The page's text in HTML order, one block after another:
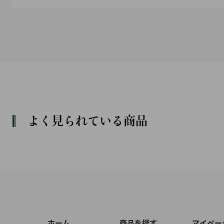
よく見られている商品